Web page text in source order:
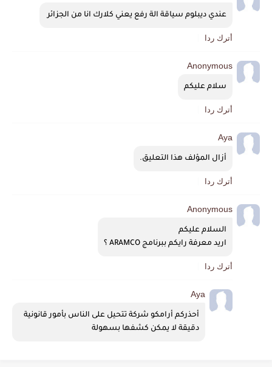
عندي ديبلوم سياقة الة رفع يعني كلارك انا من الجزائر
أترك ردا
Anonymous
سلام عليكم
أترك ردا
Aya
أزال المؤلف هذا التعليق.
أترك ردا
Anonymous
السلام عليكم
اريد معرفة رايكم ببرنامج ARAMCO ؟
أترك ردا
Aya
دقيقة لا يمكن كشفها بسهولة